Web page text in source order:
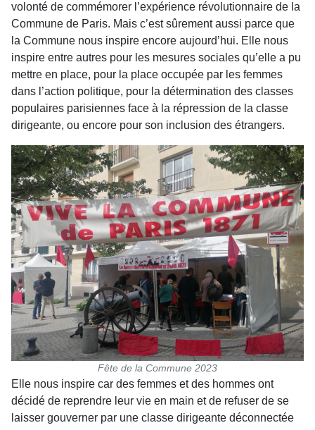
volonté de commémorer l’expérience révolutionnaire de la
Commune de Paris. Mais c’est sûrement aussi parce que
la Commune nous inspire encore aujourd’hui. Elle nous
inspire entre autres pour les mesures sociales qu’elle a pu
mettre en place, pour la place occupée par les femmes
dans l’action politique, pour la détermination des classes
populaires parisiennes face à la répression de la classe
dirigeante, ou encore pour son inclusion des étrangers.
Fête de la Commune 2023
Elle nous ins­pire car des femmes et des hommes ont
décidé de reprendre leur vie en main et de refuser de se
laisser gouverner par une classe dirigeante déconnectée